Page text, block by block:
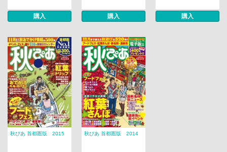
購入 購入 購入
秋ぴあ 首都圏版 2015 秋ぴあ 首都圏版 2014